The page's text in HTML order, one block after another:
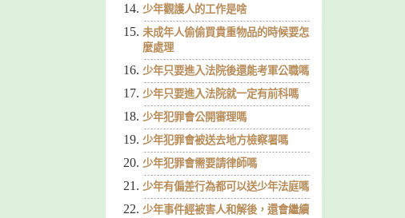
少年觀護人的工作是啥
未成年人偷偷買貴重物品的時候要怎
麼處理
少年只要進入法院後還能考軍公職嗎
少年只要進入法院就一定有前科嗎
少年犯罪會公開審理嗎
少年犯罪會被送去地方檢察署嗎
少年犯罪會需要請律師嗎
少年有偏差行為都可以送少年法庭嗎
少年事件經被害人和解後，還會繼續